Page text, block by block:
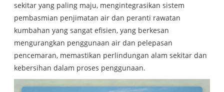
sekitar yang paling maju, mengintegrasikan sistem
pembasmian penjimatan air dan peranti rawatan
kumbahan yang sangat efisien, yang berkesan
mengurangkan penggunaan air dan pelepasan
pencemaran, memastikan perlindungan alam sekitar dan
kebersihan dalam proses penggunaan.